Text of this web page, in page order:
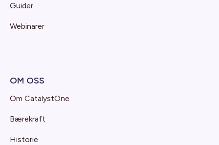
Guider
Webinarer
OM OSS
Om CatalystOne
Bærekraft
Historie